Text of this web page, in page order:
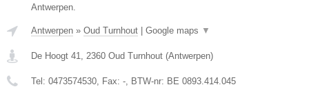
Antwerpen.
Antwerpen » Oud Turnhout Google maps ▼
De Hoogt 41 2360 Oud Turnhout (Antwerpen)
Tel: 0473574530 , Fax: - , BTW-nr: BE 0893.414.045